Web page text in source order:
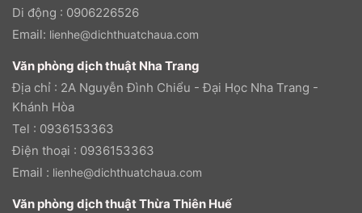
Di động : 0906226526
Email: lienhe@dichthuatchaua.com
Văn phòng dịch thuật Nha Trang
Địa chỉ : 2A Nguyễn Đình Chiểu - Đại Học Nha Trang -
Khánh Hòa
Tel : 0936153363
Điện thoại : 0936153363
Email : lienhe@dichthuatchaua.com
Văn phòng dịch thuật Thừa Thiên Huế